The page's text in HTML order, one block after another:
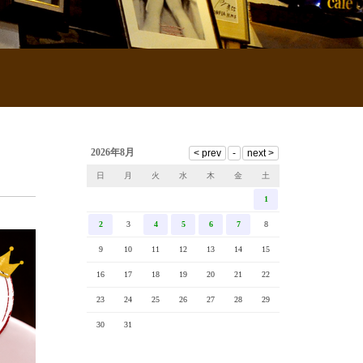
2026年8月
日 月 火 水 木 金 土
1
2 3 4 5 6 7 8
9 10 11 12 13 14 15
16 17 18 19 20 21 22
23 24 25 26 27 28 29
30 31